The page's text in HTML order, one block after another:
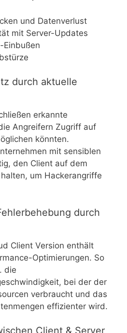
und Datenverlust
mit Server-Updates
Einbußen
durch aktuelle
erkannte
Angreifern Zugriff auf
könnten.
mit sensiblen
den Client auf dem
um Hackerangriffe
durch
Client Version enthält
Optimierungen. So
die
bei der der
verbraucht und das
effizienter wird.